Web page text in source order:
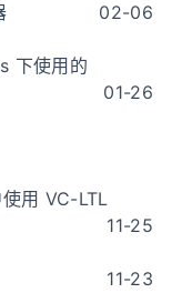
02-06
下使用的
01-26
用 VC-LTL
11-25
11-23